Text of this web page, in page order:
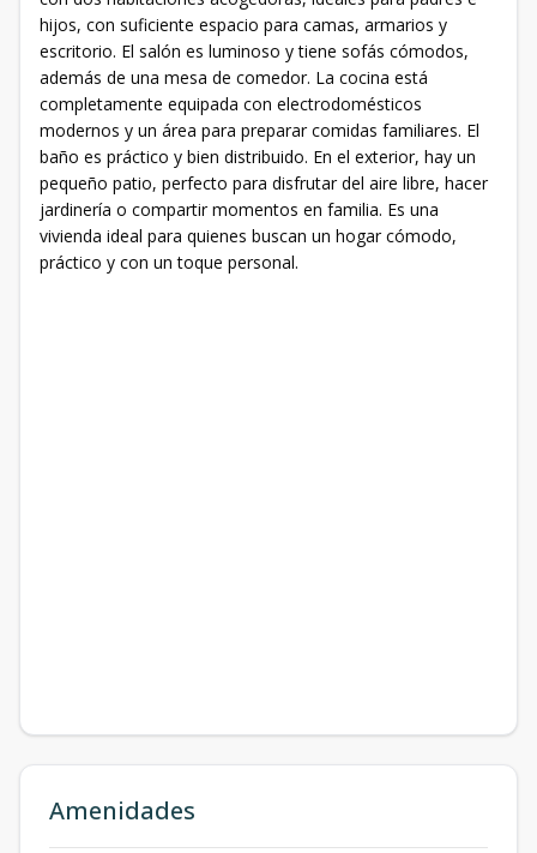
hijos, con suficiente espacio para camas, armarios y
escritorio. El salón es luminoso y tiene sofás cómodos,
además de una mesa de comedor. La cocina está
completamente equipada con electrodomésticos
modernos y un área para preparar comidas familiares. El
baño es práctico y bien distribuido. En el exterior, hay un
pequeño patio, perfecto para disfrutar del aire libre, hacer
jardinería o compartir momentos en familia. Es una
vivienda ideal para quienes buscan un hogar cómodo,
práctico y con un toque personal.
Amenidades